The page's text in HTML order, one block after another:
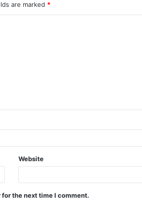
are marked *
Website
the next time I comment.